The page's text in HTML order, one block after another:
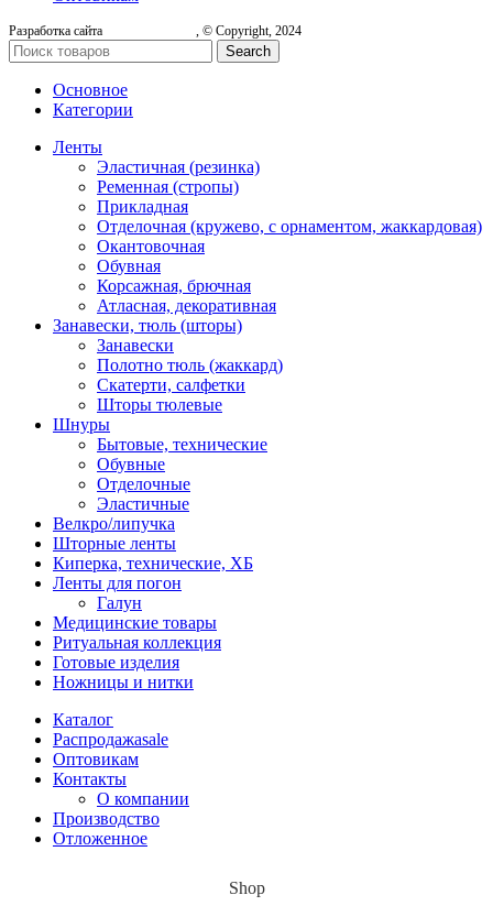
Разработка сайта , © Copyright, 2024
Search
Основное
Категории
Ленты
Эластичная (резинка)
Ременная (стропы)
Прикладная
Отделочная (кружево, с орнаментом, жаккардовая)
Окантовочная
Обувная
Корсажная, брючная
Атласная, декоративная
Занавески, тюль (шторы)
Занавески
Полотно тюль (жаккард)
Скатерти, салфетки
Шторы тюлевые
Шнуры
Бытовые, технические
Обувные
Отделочные
Эластичные
Велкро/липучка
Шторные ленты
Киперка, технические, ХБ
Ленты для погон
Галун
Медицинские товары
Ритуальная коллекция
Готовые изделия
Ножницы и нитки
Каталог
Распродажаsale
Оптовикам
Контакты
О компании
Производство
Отложенное
Shop